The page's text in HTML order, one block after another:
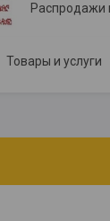
Распродажи
Товары и услуги